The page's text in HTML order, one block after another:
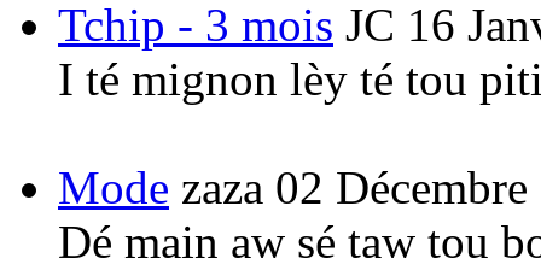
Tchip - 3 mois JC 16
I té mignon lèy té tou
Mode zaza 02
Dé main aw sé taw tou